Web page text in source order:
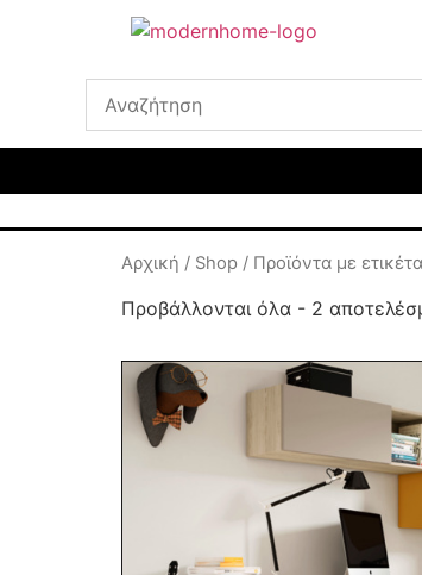
Αρχική / Shop / Προϊόντα με
Προβάλλονται όλα - 2